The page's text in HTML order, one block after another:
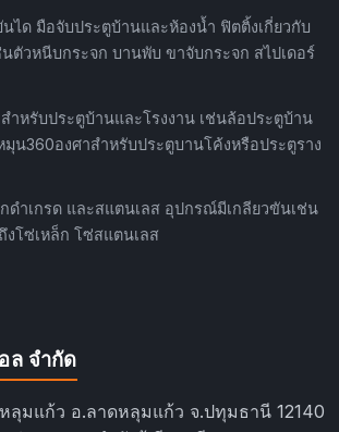
ได มือจับประตูบ้านและห้องน้ำ ฟิตติ้งเกี่ยวกับ
ตัวหนีบกระจก บานพับ ขาจับกระจก สไปเดอร์
ำหรับประตูบ้านและโรงงาน เช่นล้อประตูบ้าน
น360องศาสำหรับประตูบานโค้งหรือประตูราง
ดำเกรด และสแตนเลส อุปกรณ์มีเกลียวขันเช่น
งโซ่เหล็ก โซ่สแตนเลส
ล จำกัด
ลุมแก้ว อ.ลาดหลุมแก้ว จ.ปทุมธานี 12140